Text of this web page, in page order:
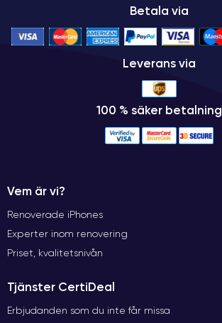
Betala via
Leverans via
100 % säker betalning
Vem är vi?
Renoverade iPhones
Experter inom renovering
Priset, kvalitetsnivån
Tjänster CertiDeal
Erbjudanden som du inte får missa